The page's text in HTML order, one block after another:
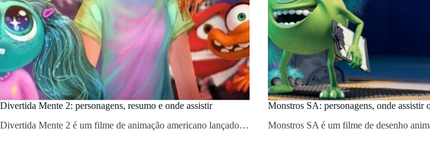
Divertida Mente 2: personagens, resumo e onde assistir
Divertida Mente 2 é um filme de animação americano lançado…
Monstros SA: personagens, onde assistir
Monstros SA é um filme de desenho